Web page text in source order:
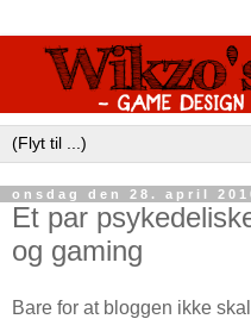
onsdag den 28. april
Et par
og gaming
Bare for at bloggen ikke